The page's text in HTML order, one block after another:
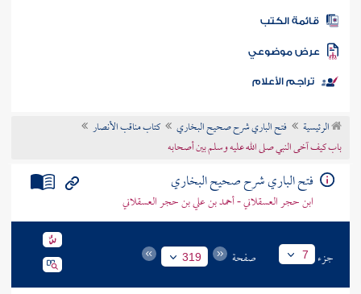
المكتبة
الكتب
موضوعي
تراجم الأعلام
الرئيسية فتح الباري شرح صحيح البخاري
كتاب مناقب الأنصار
باب كيف آخى النبي صلى الله عليه وسلم بين أصحابه
فتح الباري شرح صحيح البخاري
ابن حجر العسقلاني - أحمد بن علي بن حجر العسقلاني
جزء 7 صفحة 319